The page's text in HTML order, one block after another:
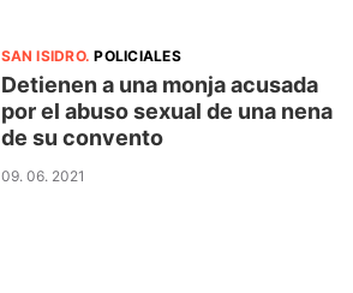
SAN ISIDRO.POLICIALES
Detienen a una monja acusada
por el abuso sexual de una nena
de su convento
09. 06. 2021